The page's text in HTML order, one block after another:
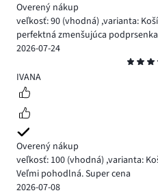
Overený nákup
veľkosť: 90 (vhodná) ,varianta:
perfektná zmenšujúca
2026-07-24
5
IVANA
Overený nákup
veľkosť: 100 (vhodná) ,varianta:
Veľmi pohodlná. Super cena
2026-07-08